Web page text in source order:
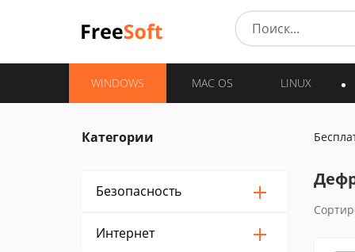
WINDOWS MAC OS LINUX
Категории
Безопасность
Интернет